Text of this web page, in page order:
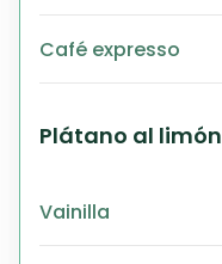
Café expresso
Plátano al limón
Vainilla